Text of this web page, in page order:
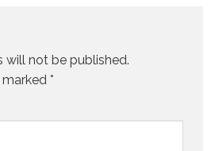
will not be published.
*